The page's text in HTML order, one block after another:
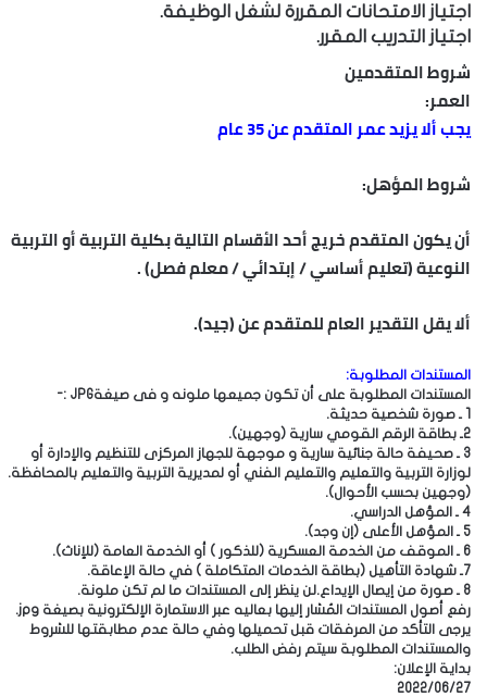
اجتياز الامتحانات المقررة لشغل الوظيفة.
اجتياز التدريب المقرر.
شروط المتقدمين
العمر:
يجب ألا يزيد عمر المتقدم عن 35 عام
شروط المؤهل:
أن يكون المتقدم خريج أحد الأقسام التالية بكلية التربية أو التربية
النوعية (تعليم أساسي / إبتدائي / معلم فصل) .
ألا يقل التقدير العام للمتقدم عن (جيد).
المستندات المطلوبة:
المستندات المطلوبة على أن تكون جميعها ملونه و فى صيغةJPG :-
1 ـ صورة شخصية حديثة.
2ـ بطاقة الرقم القومي سارية (وجهين).
3 ـ صحيفة حالة جنائية سارية و موجهة للجهاز المركزى للتنظيم والإدارة أو
لوزارة التربية والتعليم والتعليم الفني أو لمديرية التربية والتعليم بالمحافظة.
(وجهين بحسب الأحوال).
4 ـ المؤهل الدراسي.
5 ـ المؤهل الأعلى (إن وجد).
6 ـ الموقف من الخدمة العسكرية (للذكور ) أو الخدمة العامة (للإناث).
7ـ شهادة التأهيل (بطاقة الخدمات المتكاملة ) في حالة الإعاقة.
8 ـ صورة من إيصال الإيداع.لن ينظر إلى المستندات ما لم تكن ملونة.
رفع أصول المستندات المُشار إليها بعاليه عبر الاستمارة الإلكترونية بصيغة jpg.
يرجى التأكد من المرفقات قبل تحميلها وفي حالة عدم مطابقتها للشروط
والمستندات المطلوبة سيتم رفض الطلب.
بداية الإعلان:
2022/06/27